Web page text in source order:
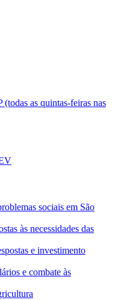
sociais em São
às necessidades das
e investimento
e combate às